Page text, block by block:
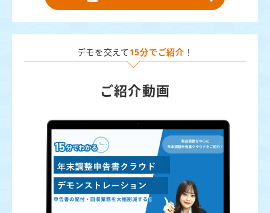
デモを交えて 15分でご紹介 ！
ご紹介動画